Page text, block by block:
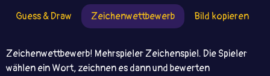
Guess & Draw Zeichenwettbewerb Bild kopieren
Zeichenwettbewerb! Mehrspieler Zeichenspiel. Die Spieler
wählen ein Wort, zeichnen es dann und bewerten